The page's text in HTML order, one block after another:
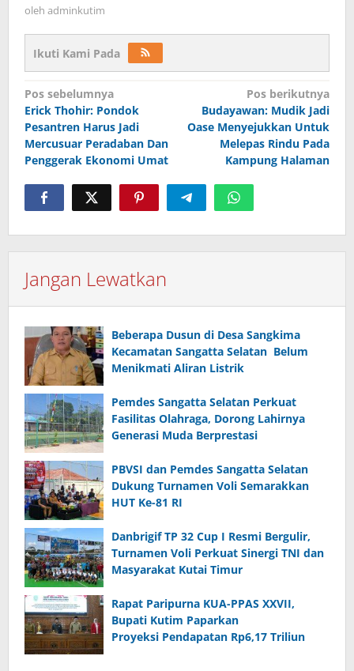
oleh adminkutim
Ikuti Kami Pada
Navigasi
pos
Pos sebelumnya
Erick Thohir: Pondok
Pesantren Harus Jadi
Mercusuar Peradaban Dan
Penggerak Ekonomi Umat
Pos berikutnya
Budayawan: Mudik Jadi
Oase Menyejukkan Untuk
Melepas Rindu Pada
Kampung Halaman
Jangan Lewatkan
Beberapa Dusun di Desa Sangkima
Kecamatan Sangatta Selatan Belum
Menikmati Aliran Listrik
Pemdes Sangatta Selatan Perkuat
Fasilitas Olahraga, Dorong Lahirnya
Generasi Muda Berprestasi
PBVSI dan Pemdes Sangatta Selatan
Dukung Turnamen Voli Semarakkan
HUT Ke-81 RI
Danbrigif TP 32 Cup I Resmi Bergulir,
Turnamen Voli Perkuat Sinergi TNI dan
Masyarakat Kutai Timur
Rapat Paripurna KUA-PPAS XXVII,
Bupati Kutim Paparkan
Proyeksi Pendapatan Rp6,17 Triliun